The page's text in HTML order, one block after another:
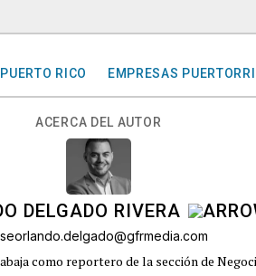
RICO EMPRESAS
ACERCA DEL AUTOR
DELGADO RIVERA
como reportero de la sección de